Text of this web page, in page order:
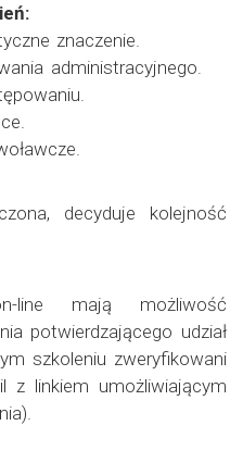
znaczenie.
administracyjnego.
decyduje kolejność
line mają możliwość
potwierdzającego udział
szkoleniu zweryfikowani
z linkiem umożliwiającym